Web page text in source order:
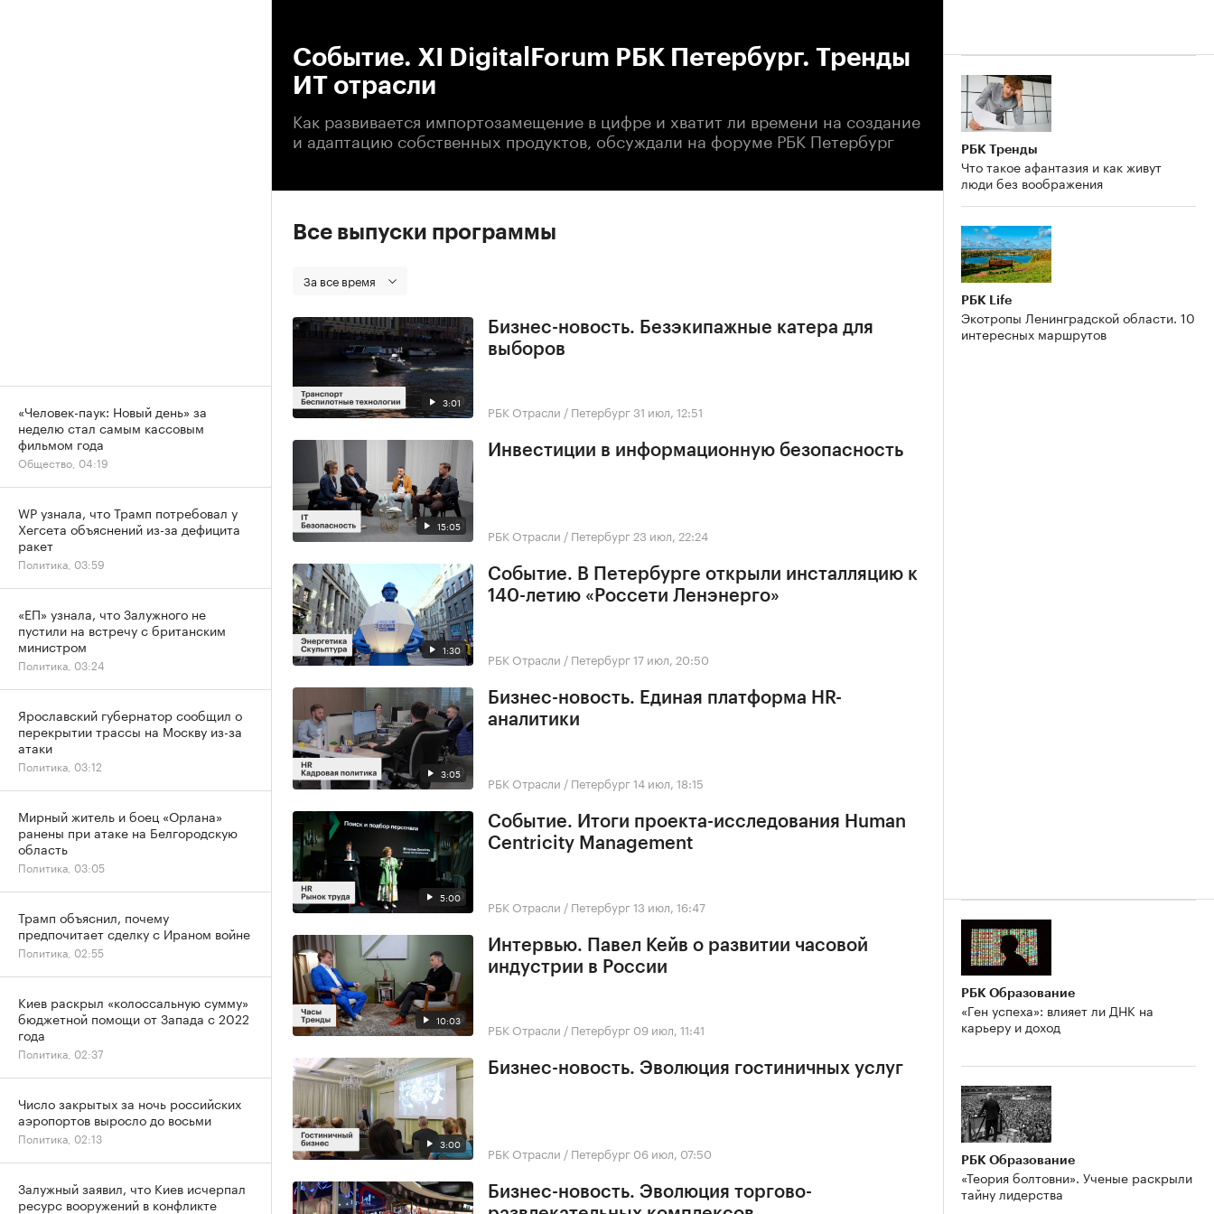
Событие. XI DigitalForum РБК Петербург. Тренды
ИТ отрасли
Как развивается импортозамещение в цифре и хватит ли времени на создание
и адаптацию собственных продуктов, обсуждали на форуме РБК Петербург
Все выпуски программы
За все время
3:01
Бизнес-новость. Безэкипажные катера для
выборов
РБК Отрасли / Петербург31 июл, 12:51
15:05
Инвестиции в информационную безопасность
РБК Отрасли / Петербург 23 июл, 22:24
1:30
Событие. В Петербурге открыли инсталляцию к
140-летию «Россети Ленэнерго»
РБК Отрасли / Петербург17 июл, 20:50
3:05
Бизнес-новость. Единая платформа HR-
аналитики
РБК Отрасли / Петербург14 июл, 18:15
5:00
Событие. Итоги проекта-исследования Human
Centricity Management
РБК Отрасли / Петербург13 июл, 16:47
10:03
Интервью. Павел Кейв о развитии часовой
индустрии в России
РБК Отрасли / Петербург 09 июл, 11:41
3:00
Бизнес-новость. Эволюция гостиничных услуг
РБК Отрасли / Петербург 06 июл, 07:50
Бизнес-новость. Эволюция торгово-
РБК Тренды
Что такое афантазия и как живут
люди без воображения
РБК Life
Экотропы Ленинградской области. 10
интересных маршрутов
РБК Образование
«Ген успеха»: влияет ли ДНК на
карьеру и доход
РБК Образование
«Теория болтовни». Ученые раскрыли
тайну лидерства
«Человек-паук: Новый день» за
неделю стал самым кассовым
фильмом года
Общество, 04:19
WP узнала, что Трамп потребовал у
Хегсета объяснений из-за дефицита
ракет
Политика, 03:59
«ЕП» узнала, что Залужного не
пустили на встречу с британским
министром
Политика, 03:24
Ярославский губернатор сообщил о
перекрытии трассы на Москву из-за
атаки
Политика, 03:12
Мирный житель и боец «Орлана»
ранены при атаке на Белгородскую
область
Политика, 03:05
Трамп объяснил, почему
предпочитает сделку с Ираном войне
Политика, 02:55
Киев раскрыл «колоссальную сумму»
бюджетной помощи от Запада с 2022
года
Политика, 02:37
Число закрытых за ночь российских
аэропортов выросло до восьми
Политика, 02:13
Залужный заявил, что Киев исчерпал
ресурс вооружений в конфликте